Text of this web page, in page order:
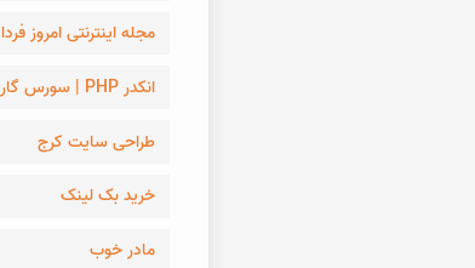
مجله اینترنتی امروز فردا
انکدر PHP | سورس گارد
طراحی سایت کرج
خرید بک لینک
مادر خوب